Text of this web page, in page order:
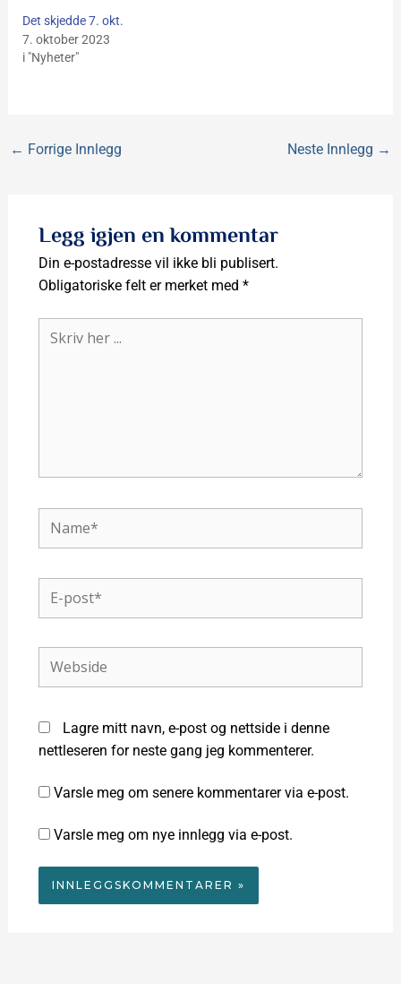
Det skjedde 7. okt.
7. oktober 2023
i "Nyheter"
← Forrige Innlegg Neste Innlegg →
Legg igjen en kommentar
Din e-postadresse vil ikke bli publisert.
Obligatoriske felt er merket med *
Skriv
Name*
post*
Webside
Lagre mitt navn, e-post og nettside i denne
nettleseren for neste gang jeg kommenterer.
Varsle meg om senere kommentarer via e-post.
Varsle meg om nye innlegg via e-post.